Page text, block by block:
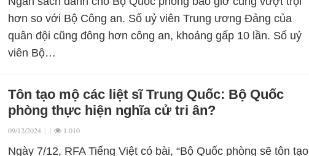
hơn so với Bộ Công an. Số uỷ viên Trung ương Đảng của
quân đội cũng đông hơn công an, khoảng gấp 10 lần. Số uỷ
viên Bộ…
Tôn tạo mộ các liệt sĩ Trung Quốc: Bộ Quốc
phòng thực hiện nghĩa cử tri ân?
09/12/2024 | | 1.010
Ngày 7/12, RFA Tiếng Việt có bài, “Bộ Quốc phòng sẽ tôn tạo